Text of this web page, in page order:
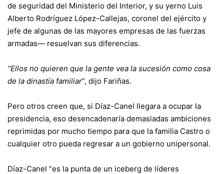
de seguridad del Ministerio del Interior, y su yerno Luis
Alberto Rodríguez López-Callejas, coronel del ejército y
jefe de algunas de las mayores empresas de las fuerzas
armadas— resuelvan sus diferencias.
“Ellos no quieren que la gente vea la sucesión como cosa
de la dinastía familiar”, dijo Fariñas.
Pero otros creen que, si Díaz-Canel llegara a ocupar la
presidencia, eso desencadenaría demasiadas ambiciones
reprimidas por mucho tiempo para que la familia Castro o
cualquier otro pueda regresar a un gobierno unipersonal.
Díaz-Canel “es la punta de un iceberg de líderes